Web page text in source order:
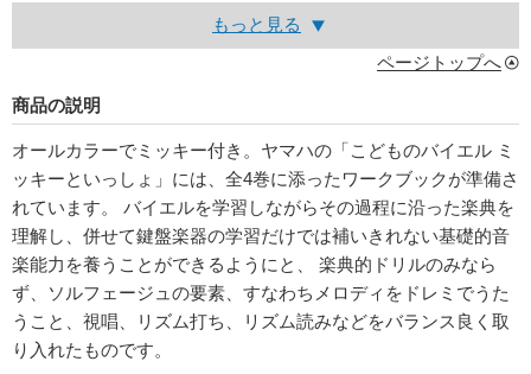
もっと見る
ページトップへ
商品の説明
オールカラーでミッキー付き。ヤマハの「こどものバイエル ミ
ッキーといっしょ」には、全4巻に添ったワークブックが準備さ
れています。 バイエルを学習しながらその過程に沿った楽典を
理解し、併せて鍵盤楽器の学習だけでは補いきれない基礎的音
楽能力を養うことができるようにと、 楽典的ドリルのみなら
ず、ソルフェージュの要素、すなわちメロディをドレミでうた
うこと、視唱、リズム打ち、リズム読みなどをバランス良く取
り入れたものです。